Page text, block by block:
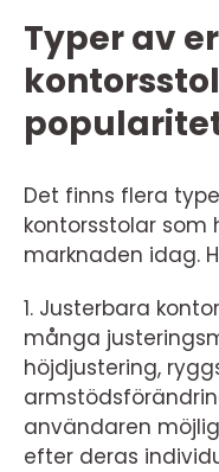
Typer av
Det finns flera
kontorsstolar som
marknaden idag.
1. Justerbara
många
höjdjustering,
användaren
efter deras